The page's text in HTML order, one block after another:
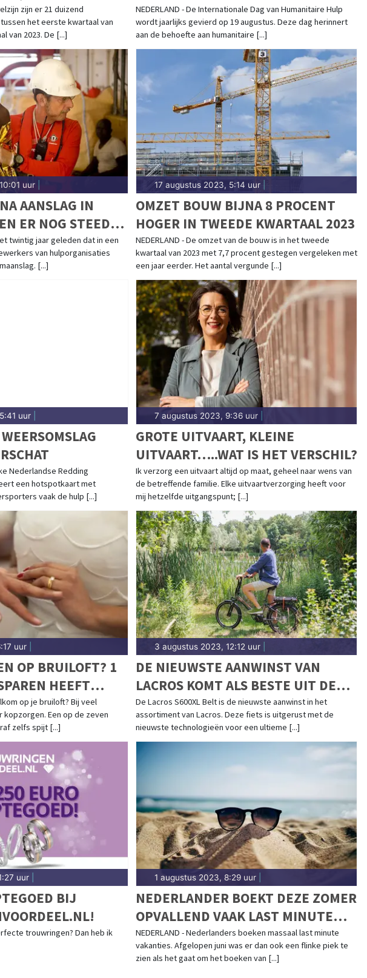
zijn er 21 duizend
het eerste kwartaal van
van 2023. De [...]
NEDERLAND - De Internationale Dag van Humanitaire Hulp
wordt jaarlijks gevierd op 19 augustus. Deze dag herinnert
aan de behoefte aan humanitaire [...]
uur
AANSLAG IN
ER NOG STEEDS
HULPVERLENERS
twintig jaar geleden dat in een
van hulporganisaties
[...]
17 augustus 2023, 5:14 uur|
OMZET BOUW BIJNA 8 PROCENT
HOGER IN TWEEDE KWARTAAL 2023
NEDERLAND - De omzet van de bouw is in het tweede
kwartaal van 2023 met 7,7 procent gestegen vergeleken met
een jaar eerder. Het aantal vergunde [...]
uur
Nederlandse Redding
een hotspotkaart met
vaak de hulp [...]
7 augustus 2023, 9:36 uur|
GROTE UITVAART, KLEINE
UITVAART…..WAT IS HET VERSCHIL?
Ik verzorg een uitvaart altijd op maat, geheel naar wens van
de betreffende familie. Elke uitvaartverzorging heeft voor
mij hetzelfde uitgangspunt; [...]
uur
OP BRUILOFT? 1
HEEFT
op je bruiloft? Bij veel
Een op de zeven
zelfs spijt [...]
3 augustus 2023, 12:12 uur|
DE NIEUWSTE AANWINST VAN
LACROS KOMT ALS BESTE UIT DE
TEST!
De Lacros S600XL Belt is de nieuwste aanwinst in het
assortiment van Lacros. Deze fiets is uitgerust met de
nieuwste technologieën voor een ultieme [...]
uur
BIJ
trouwringen? Dan heb ik
1 augustus 2023, 8:29 uur|
NEDERLANDER BOEKT DEZE ZOMER
OPVALLEND VAAK LAST MINUTE
VAKANTIE
NEDERLAND - Nederlanders boeken massaal last minute
vakanties. Afgelopen juni was er dan ook een flinke piek te
zien als het gaat om het boeken van [...]